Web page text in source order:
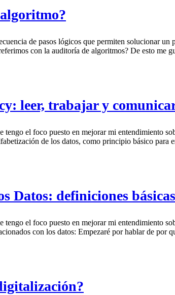
de pasos lógicos que permiten solucionar
con la auditoría de algoritmos? De esto me
leer, trabajar y
tengo el foco puesto en mejorar mi entendimiento
de los datos, como principio básico para
Datos: definiciones básicas
tengo el foco puesto en mejorar mi entendimiento
con los datos: Empezaré por hablar de por